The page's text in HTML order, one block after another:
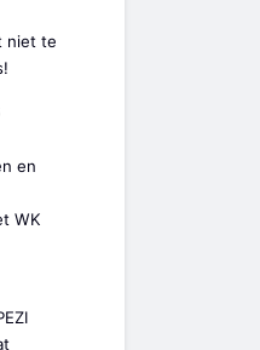
niet te
en
WK